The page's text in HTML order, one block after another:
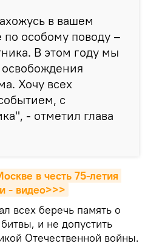
в вашем
особому поводу –
В этом году мы
Хочу всех
с
- отметил глава
в честь 75-летия
- видео>>>
всех беречь память о
и не допустить
Отечественной войны.